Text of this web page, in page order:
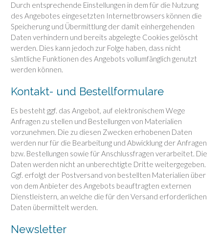
Durch entsprechende Einstellungen in dem für die Nutzung
des Angebotes eingesetzten Internetbrowsers können die
Speicherung und Übermittlung der damit einhergehenden
Daten verhindern und bereits abgelegte Cookies gelöscht
werden. Dies kann jedoch zur Folge haben, dass nicht
sämtliche Funktionen des Angebots vollumfänglich genutzt
werden können.
Kontakt- und Bestellformulare
Es besteht ggf. das Angebot, auf elektronischem Wege
Anfragen zu stellen und Bestellungen von Materialien
vorzunehmen. Die zu diesen Zwecken erhobenen Daten
werden nur für die Bearbeitung und Abwicklung der Anfragen
bzw. Bestellungen sowie für Anschlussfragen verarbeitet. Die
Daten werden nicht an unberechtigte Dritte weitergegeben.
Ggf. erfolgt der Postversand von bestellten Materialien über
von dem Anbieter des Angebots beauftragten externen
Dienstleistern, an welche die für den Versand erforderlichen
Daten übermittelt werden.
Newsletter